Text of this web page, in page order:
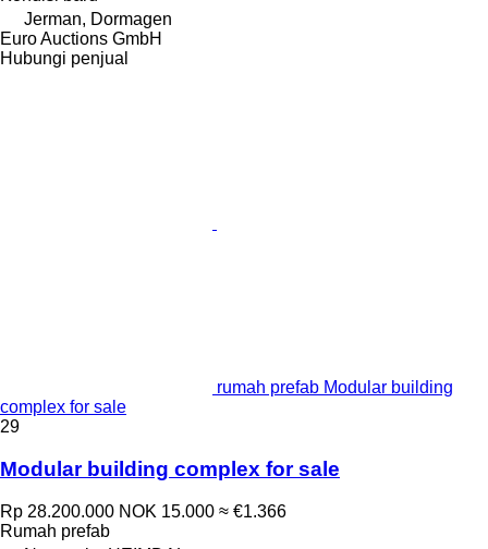
Jerman, Dormagen
Euro Auctions GmbH
Hubungi penjual
rumah prefab Modular building
complex for sale
29
Modular building complex for sale
Rp 28.200.000 NOK 15.000 ≈ €1.366
Rumah prefab